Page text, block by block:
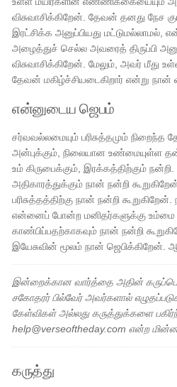
விசுவாசிக்கிறேன். தேவன் தனது நேச
இரட்சிக்க அனுப்பியது மட்டுமல்லாமல்,
அழைத்துச் செல்ல அவரைத் திருப்பி
விசுவாசிக்கிறேன். மேலும், அவர் மீது
தேவன் மகிழ்ச்சியடைகிறார் என்று நான்
என்னுடைய ஜெபம்
சர்வவல்லமையும் பரிசுத்தமும் நிறைந்த
அன்புக்கும், நிலையான உண்மையுள்ள
உம் கிருபைக்கும், இரக்கத்திற்கும்
அதிகாரத்துக்கும் நான் நன்றி
பரிசுத்தத்திற்கு நான் நன்றி கூறுகிறேன்.
என்னைப் போன்ற மனிதர்களுக்கு உம்மை
காண்பிப்பதற்காகவும் நான் நன்றி
இயேசுவின் மூலம் நான் ஜெபிக்கிறேன்.
இன்றைக்கான வார்த்தை அதின்
சகோதரர் பில்வேர் அவர்களால்
கேள்விகள் அல்லது கருத்துக்களை
help@verseoftheday.com என்ற
கருத்து